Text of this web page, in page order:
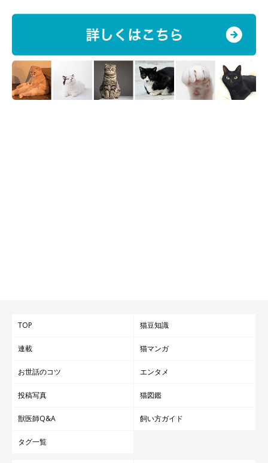
TOP 猫豆知識
連載 猫マンガ
お世話のコツ エンタメ
投稿写真 猫図鑑
獣医師Q&A 飼い方ガイド
タグ一覧